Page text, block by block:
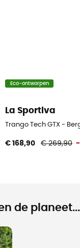
Dames
Eco-ontworpen
La Sportiva
Trango Tech GTX -
€ 168,90 € 269,90 -
de planeet...